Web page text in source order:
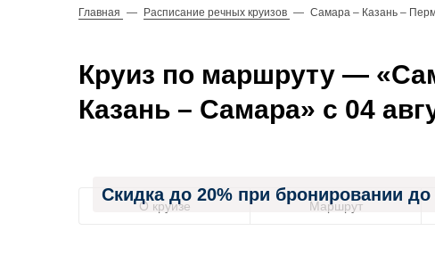
Главная — Расписание речных круизов — Самара – Казань –
Круиз по маршруту —
Казань – Самара» с 04
Скидка до 20% при бронировании до
О круизе Маршрут